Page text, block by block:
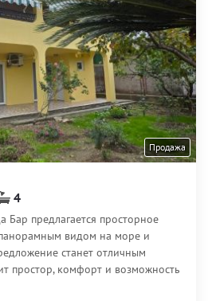
Продажа
4
Бар предлагается просторное
видом на море и
станет отличным
простор, комфорт и возможность